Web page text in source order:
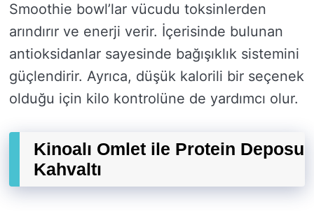
Smoothie bowl’lar vücudu toksinlerden
arındırır ve enerji verir. İçerisinde bulunan
antioksidanlar sayesinde bağışıklık sistemini
güçlendirir. Ayrıca, düşük kalorili bir seçenek
olduğu için kilo kontrolüne de yardımcı olur.
Kinoalı Omlet ile Protein Deposu
Kahvaltı